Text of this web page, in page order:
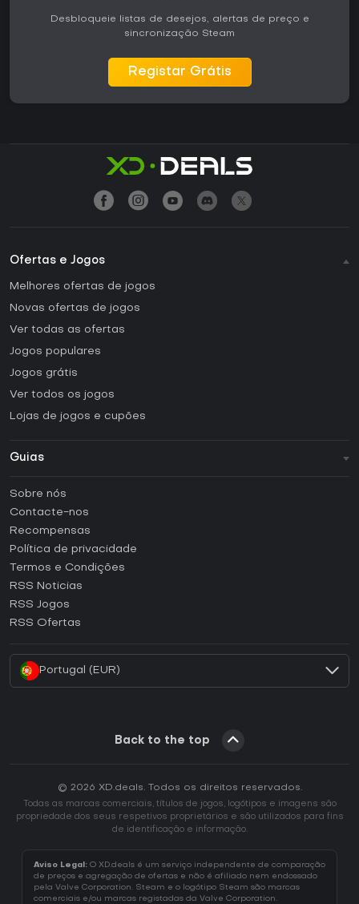
Desbloqueie listas de desejos, alertas de preço e
sincronização Steam
Registar Grátis
Ofertas e Jogos
Melhores ofertas de jogos
Novas ofertas de jogos
Ver todas as ofertas
Jogos populares
Jogos grátis
Ver todos os jogos
Lojas de jogos e cupões
Guias
Como ativar uma CD Key Steam?
Como ativar uma CD Key Epic Games?
Como ativar uma CD Key GOG?
Como ativar uma CD Key Ubisoft Connect?
Sobre nós
Contacte-nos
Recompensas
Política de privacidade
Termos e Condições
RSS Noticias
RSS Jogos
RSS Ofertas
Portugal (EUR)
Back to the top
© 2026 XD.deals. Todos os direitos reservados.
Todas as marcas comerciais, títulos de jogos, logótipos e imagens são
propriedade dos seus respetivos proprietários e são utilizados para fins
de identificação e informação.
Aviso Legal: O XD.deals é um serviço independente de comparação
de preços e agregação de ofertas e não é afiliado nem endossado
pela Valve Corporation. Steam e o logótipo Steam são marcas
comerciais e/ou marcas registadas da Valve Corporation.